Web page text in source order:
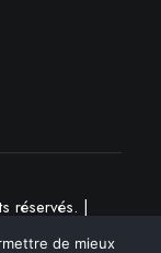
réservés. |
de mieux